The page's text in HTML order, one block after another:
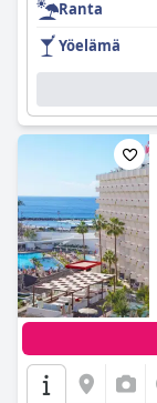
Ranta
Yöelämä